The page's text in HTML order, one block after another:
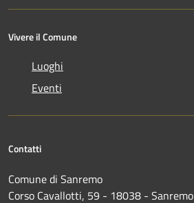
Vivere il Comune
Luoghi
Eventi
Contatti
Comune di Sanremo
Corso Cavallotti, 59 - 18038 - Sanremo